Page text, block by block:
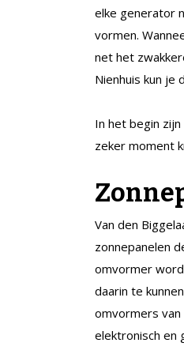
elke generator
vormen.
net het
Nienhuis kun
In het begin
zeker moment
Van den
zonnepanelen
omvormer
daarin te
omvormers van
elektronisch en